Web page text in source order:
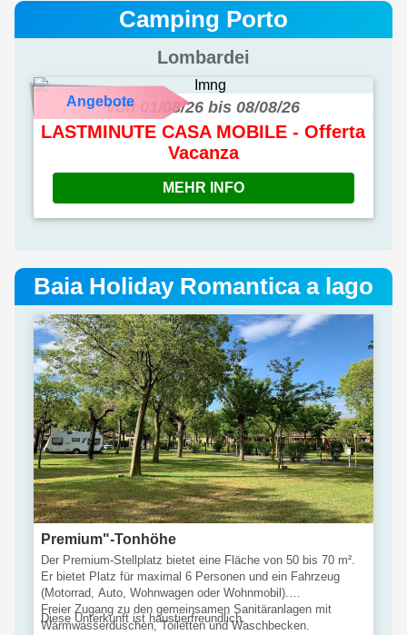
Camping Porto
Lombardei
Angebotevon 01/08/26 bis 08/08/26
LASTMINUTE CASA MOBILE - Offerta
Vacanza
MEHR INFO
Baia Holiday Romantica a lago
Premium"-Tonhöhe
Der Premium-Stellplatz bietet eine Fläche von 50 bis 70 m².
Er bietet Platz für maximal 6 Personen und ein Fahrzeug
(Motorrad, Auto, Wohnwagen oder Wohnmobil).
Freier Zugang zu den gemeinsamen Sanitäranlagen mit
Warmwasserduschen, Toiletten und Waschbecken.
Diese Unterkunft ist haustierfreundlich.